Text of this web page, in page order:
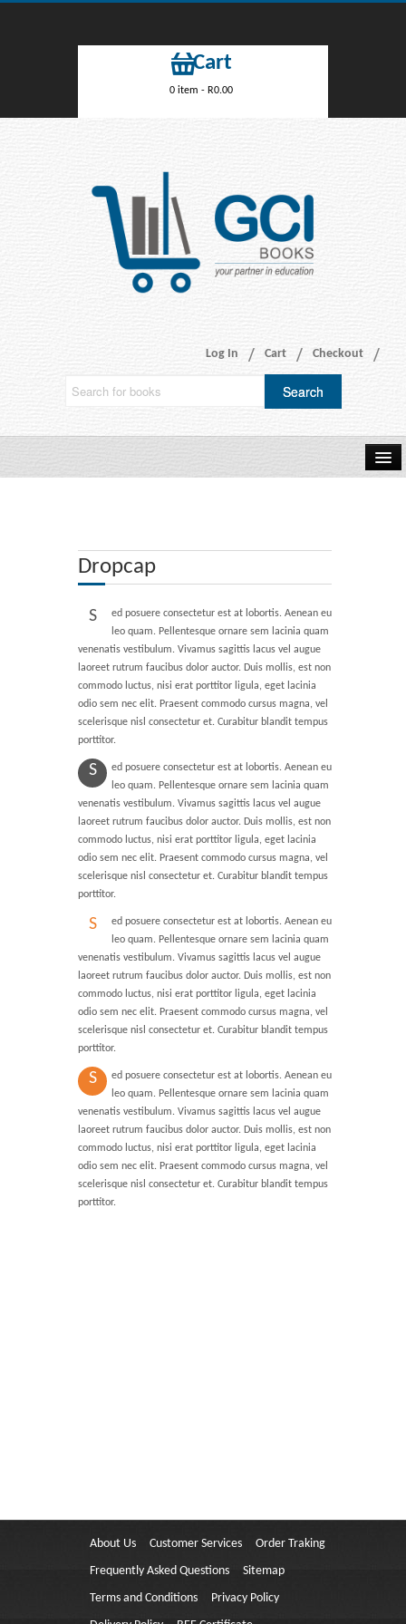
Cart
0 item - R0.00
Log In Cart Checkout
How to Order
Wits Business School
Milpark Education
Contact Us
Dropcap
S
ed posuere consectetur est at lobortis. Aenean eu
leo quam. Pellentesque ornare sem lacinia quam
venenatis vestibulum. Vivamus sagittis lacus vel augue
laoreet rutrum faucibus dolor auctor. Duis mollis, est non
commodo luctus, nisi erat porttitor ligula, eget lacinia
odio sem nec elit. Praesent commodo cursus magna, vel
scelerisque nisl consectetur et. Curabitur blandit tempus
porttitor.
S
ed posuere consectetur est at lobortis. Aenean eu
leo quam. Pellentesque ornare sem lacinia quam
venenatis vestibulum. Vivamus sagittis lacus vel augue
laoreet rutrum faucibus dolor auctor. Duis mollis, est non
commodo luctus, nisi erat porttitor ligula, eget lacinia
odio sem nec elit. Praesent commodo cursus magna, vel
scelerisque nisl consectetur et. Curabitur blandit tempus
porttitor.
S
ed posuere consectetur est at lobortis. Aenean eu
leo quam. Pellentesque ornare sem lacinia quam
venenatis vestibulum. Vivamus sagittis lacus vel augue
laoreet rutrum faucibus dolor auctor. Duis mollis, est non
commodo luctus, nisi erat porttitor ligula, eget lacinia
odio sem nec elit. Praesent commodo cursus magna, vel
scelerisque nisl consectetur et. Curabitur blandit tempus
porttitor.
S
ed posuere consectetur est at lobortis. Aenean eu
leo quam. Pellentesque ornare sem lacinia quam
venenatis vestibulum. Vivamus sagittis lacus vel augue
laoreet rutrum faucibus dolor auctor. Duis mollis, est non
commodo luctus, nisi erat porttitor ligula, eget lacinia
odio sem nec elit. Praesent commodo cursus magna, vel
scelerisque nisl consectetur et. Curabitur blandit tempus
porttitor.
About Us Customer Services
Order Traking
Frequently Asked Questions
Sitemap
Terms and Conditions
Privacy Policy